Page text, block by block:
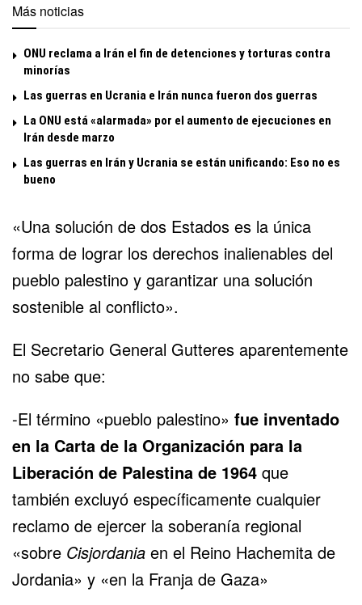
Más noticias
ONU reclama a Irán el fin de detenciones y torturas contra
minorías
Las guerras en Ucrania e Irán nunca fueron dos guerras
La ONU está «alarmada» por el aumento de ejecuciones en
Irán desde marzo
Las guerras en Irán y Ucrania se están unificando: Eso no es
bueno
«Una solución de dos Estados es la única
forma de lograr los derechos inalienables del
pueblo palestino y garantizar una solución
sostenible al conflicto».
El Secretario General Gutteres aparentemente
no sabe que:
-El término «pueblo palestino» fue inventado
en la Carta de la Organización para la
Liberación de Palestina de 1964 que
también excluyó específicamente cualquier
reclamo de ejercer la soberanía regional
«sobre Cisjordania en el Reino Hachemita de
Jordania» y «en la Franja de Gaza»